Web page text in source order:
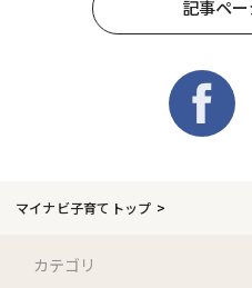
記事ペ
マイナビ子育てトップ
カテゴリ